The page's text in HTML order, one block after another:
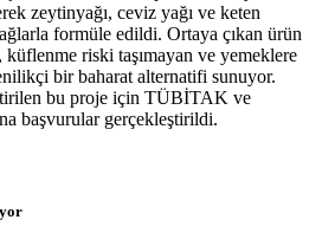
zeytinyağı, ceviz yağı ve keten
formüle edildi. Ortaya çıkan ürün
küflenme riski taşımayan ve yemeklere
bir baharat alternatifi sunuyor.
bu proje için TÜBİTAK ve
başvurular gerçekleştirildi.